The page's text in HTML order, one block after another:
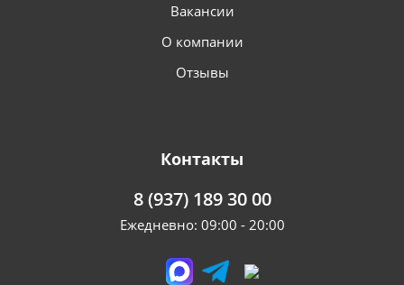
Вакансии
О компании
Отзывы
Контакты
8 (937) 189 30 00
Ежедневно: 09:00 - 20:00